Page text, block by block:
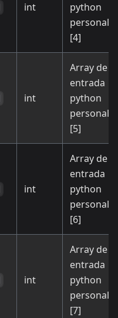
int
python
[4]
int
Array de
entrada
python
[5]
int
Array de
entrada
python
[6]
int
Array de
entrada
python
[7]